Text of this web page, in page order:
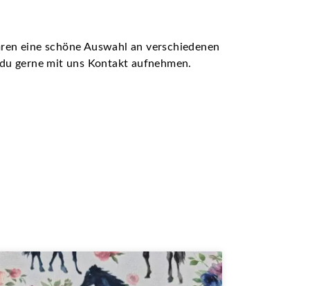
eine schöne Auswahl an verschiedenen
gerne mit uns Kontakt aufnehmen.